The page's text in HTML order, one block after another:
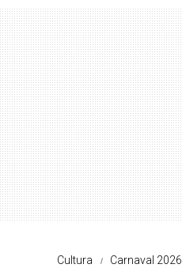
Cultura Carnaval 2026